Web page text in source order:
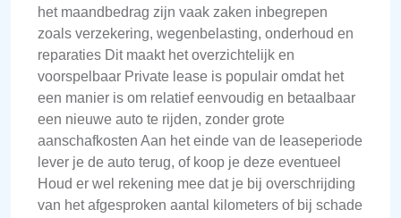
het maandbedrag zijn vaak zaken inbegrepen
zoals verzekering, wegenbelasting, onderhoud en
reparaties Dit maakt het overzichtelijk en
voorspelbaar Private lease is populair omdat het
een manier is om relatief eenvoudig en betaalbaar
een nieuwe auto te rijden, zonder grote
aanschafkosten Aan het einde van de leaseperiode
lever je de auto terug, of koop je deze eventueel
Houd er wel rekening mee dat je bij overschrijding
van het afgesproken aantal kilometers of bij schade